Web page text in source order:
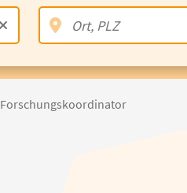
Forschungskoordinator